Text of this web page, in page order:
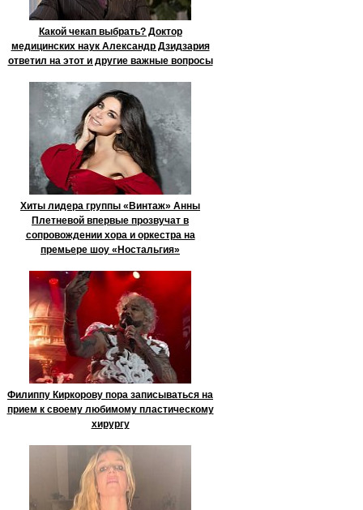
Какой чекап выбрать? Доктор
медицинских наук Александр Дзидзария
ответил на этот и другие важные вопросы
Хиты лидера группы «Винтаж» Анны
Плетневой впервые прозвучат в
сопровождении хора и оркестра на
премьере шоу «Ностальгия»
Филиппу Киркорову пора записываться на
прием к своему любимому пластическому
хирургу